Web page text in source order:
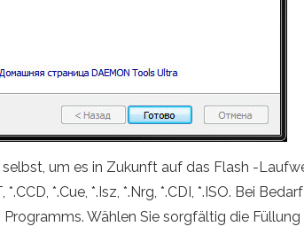
um es in Zukunft auf das Flash -
*.Cue, *.Isz, *.Nrg, *.CDI, *.ISO. Bei
Wählen Sie sorgfältig die